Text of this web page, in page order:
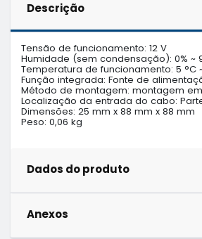
Descrição
Tensão de funcionamento: 12 V
Humidade (sem condensação): 0% ~
Temperatura de funcionamento: 5 °C
Função integrada: Fonte de
Método de montagem: montagem
Localização da entrada do cabo:
Dimensões: 25 mm x 88 mm x 88 mm
Peso: 0,06 kg
Dados do produto
Anexos